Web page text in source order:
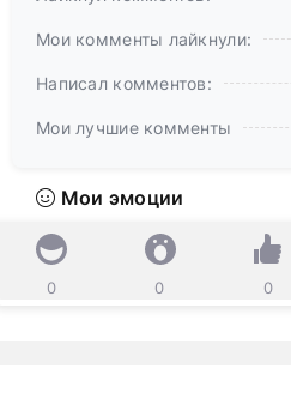
Мои комменты лайкнули:
Написал комментов:
Мои лучшие комменты
Мои эмоции
0 0 0